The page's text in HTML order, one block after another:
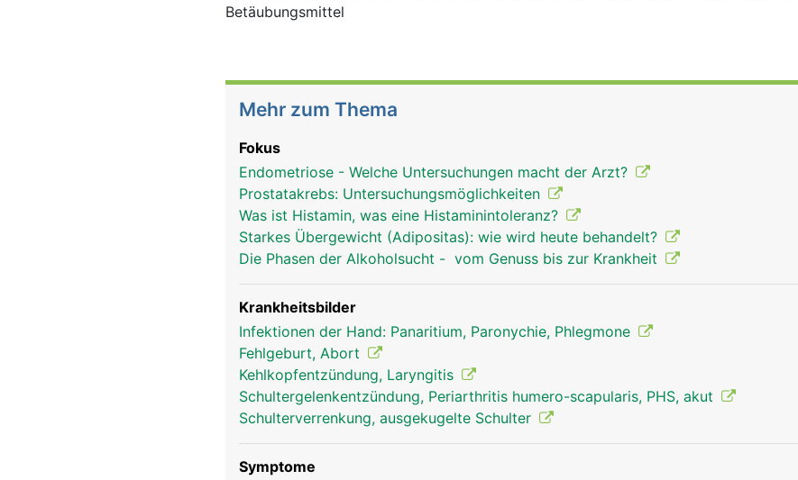
Betäubungsmittel
Mehr zum Thema
Fokus
Endometriose - Welche Untersuchungen macht der Arzt?
Prostatakrebs: Untersuchungsmöglichkeiten
Was ist Histamin, was eine Histaminintoleranz?
Starkes Übergewicht (Adipositas): wie wird heute behandelt?
Die Phasen der Alkoholsucht - vom Genuss bis zur Krankheit
Krankheitsbilder
Infektionen der Hand: Panaritium, Paronychie, Phlegmone
Fehlgeburt, Abort
Kehlkopfentzündung, Laryngitis
Schultergelenkentzündung, Periarthritis humero-scapularis, PHS, akut
Schulterverrenkung, ausgekugelte Schulter
Symptome